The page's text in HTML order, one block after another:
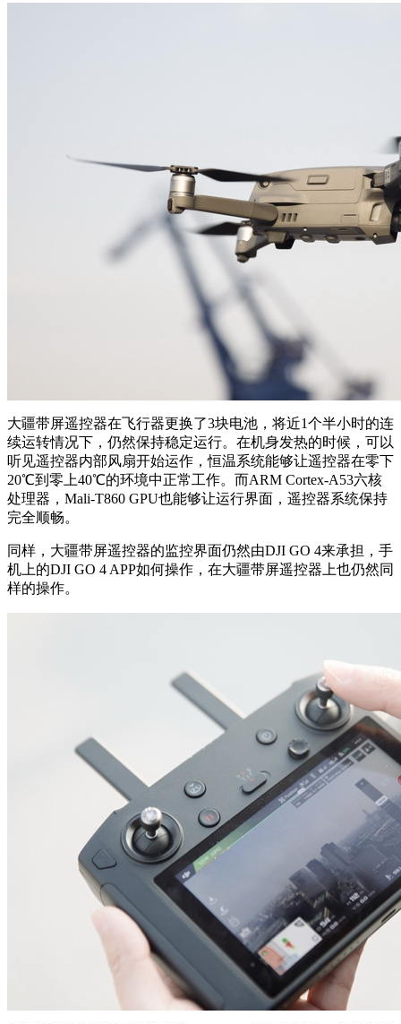
大疆带屏遥控器在飞行器更换了3块电池，将近1个半小时的连
续运转情况下，仍然保持稳定运行。在机身发热的时候，可以
听见遥控器内部风扇开始运作，恒温系统能够让遥控器在零下
20℃到零上40℃的环境中正常工作。而ARM Cortex-A53六核
处理器，Mali-T860 GPU也能够让运行界面，遥控器系统保持
完全顺畅。
同样，大疆带屏遥控器的监控界面仍然由DJI GO 4来承担，手
机上的DJI GO 4 APP如何操作，在大疆带屏遥控器上也仍然同
样的操作。